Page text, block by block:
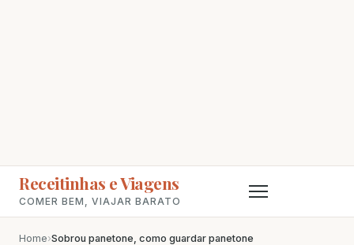
Receitinhas e Viagens
COMER BEM, VIAJAR BARATO
Home›Sobrou panetone, como guardar panetone